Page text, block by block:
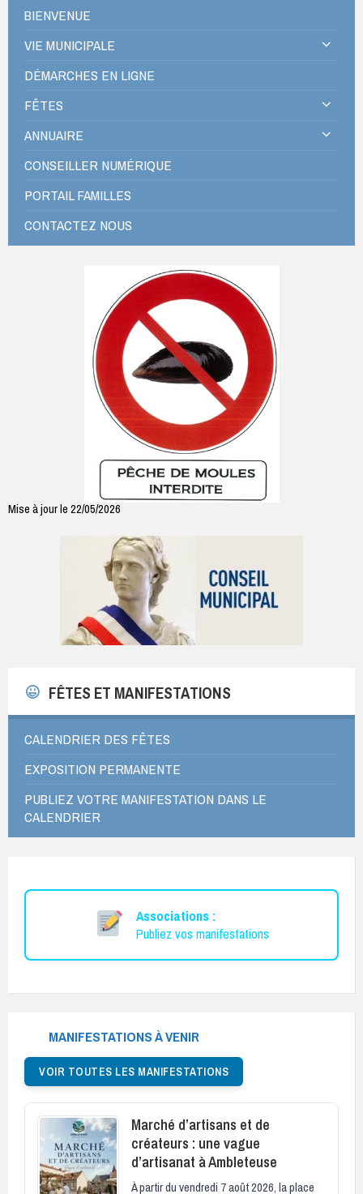
BIENVENUE
VIE MUNICIPALE
DÉMARCHES EN LIGNE
FÊTES
ANNUAIRE
CONSEILLER NUMÉRIQUE
PORTAIL FAMILLES
CONTACTEZ NOUS
Mise à jour le 22/05/2026
FÊTES ET MANIFESTATIONS
CALENDRIER DES FÊTES
EXPOSITION PERMANENTE
PUBLIEZ VOTRE MANIFESTATION DANS LE
CALENDRIER
Associations :
Publiez vos manifestations
MANIFESTATIONS À VENIR
VOIR TOUTES LES MANIFESTATIONS
Marché d’artisans et de
créateurs : une vague
d’artisanat à Ambleteuse
À partir du vendredi 7 août 2026, la place